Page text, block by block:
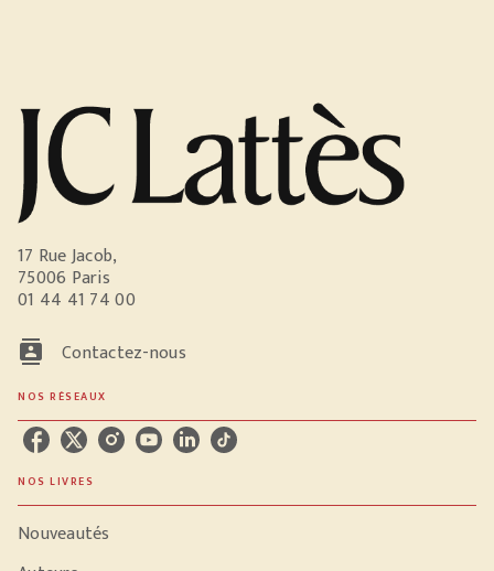
17 Rue Jacob,
75006 Paris
01 44 41 74 00
contacts Contactez-nous
NOS RÉSEAUX
NOS LIVRES
Nouveautés